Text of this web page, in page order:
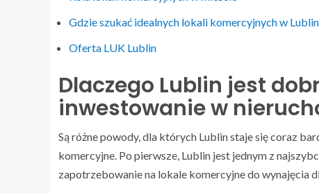
Gdzie szukać idealnych lokali komercyjnych w
Oferta LUK Lublin
Dlaczego Lublin jest
inwestowanie w
Są różne powody, dla których Lublin staje się coraz
komercyjne. Po pierwsze, Lublin jest jednym z
zapotrzebowanie na lokale komercyjne do wynajęcia